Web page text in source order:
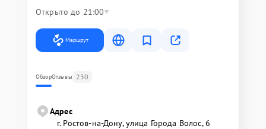
Открыто до 21:00
Маршрут
ОбзорОтзывы 230
Адрес
г. Ростов-на-Дону, улица Города Волос, 6